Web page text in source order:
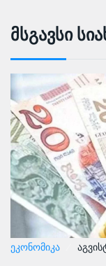
Მსგავსი
ᲔᲙᲝᲜᲝᲛᲘᲙᲐ